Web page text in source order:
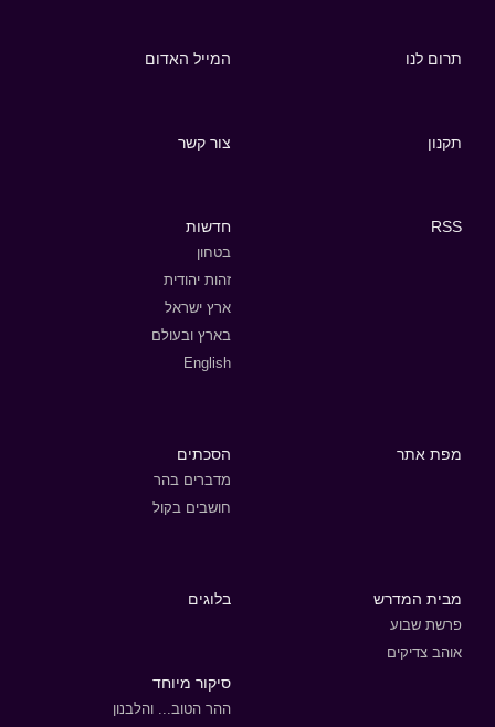
תרום לנו המייל האדום
תקנון צור קשר
RSS חדשות
בטחון
זהות יהודית
ארץ ישראל
בארץ ובעולם
English
מפת אתר הסכתים
מדברים בהר
חושבים בקול
מבית המדרש
פרשת שבוע
אוהב צדיקים
בלוגים
סיקור מיוחד
ההר הטוב... והלבנון